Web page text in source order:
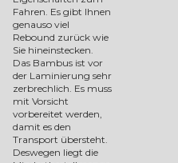
Fahren. Es gibt Ihnen
genauso viel
Rebound zurück wie
Sie hineinstecken.
Das Bambus ist vor
der Laminierung sehr
zerbrechlich. Es muss
mit Vorsicht
vorbereitet werden,
damit es den
Transport übersteht.
Deswegen liegt die